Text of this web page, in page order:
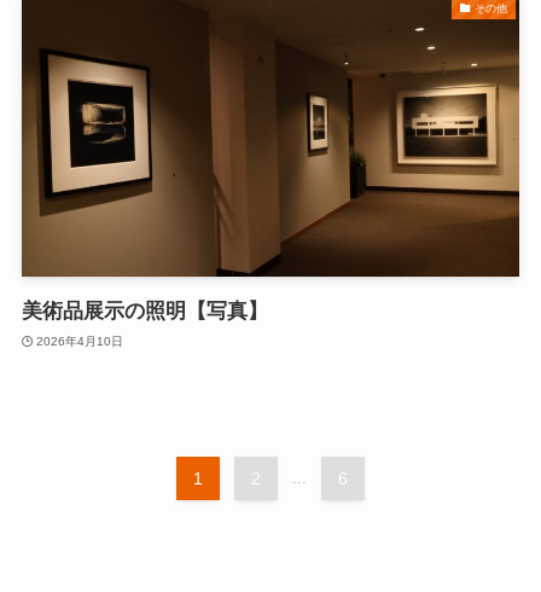
その他
美術品展示の照明【写真】
2026年4月10日
1 2 ... 6